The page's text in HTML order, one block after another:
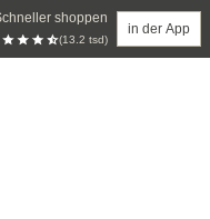
shoppen
(13.2 tsd)
in der App